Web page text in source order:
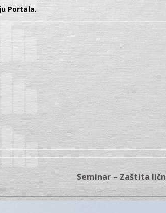
Portala.
Seminar – Zaštita